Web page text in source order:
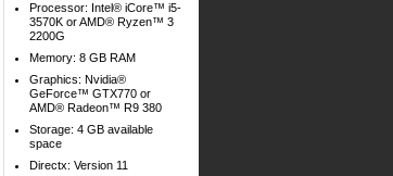
Processor: Intel® iCore™ i5-
3570K or AMD® Ryzen™ 3
2200G
Memory: 8 GB RAM
Graphics: Nvidia®
GeForce™ GTX770 or
AMD® Radeon™ R9 380
Storage: 4 GB available
space
Directx: Version 11